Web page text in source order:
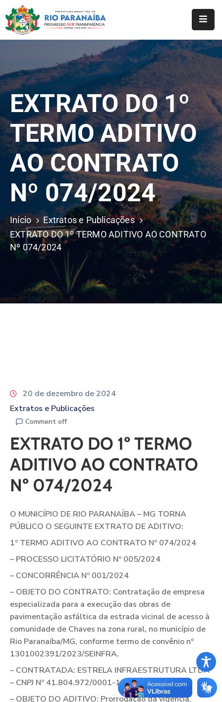
Município
Prefeitura
Notícias
Serviços
Transparência
Webmail
EXTRATO DO 1º
TERMO ADITIVO
AO CONTRATO
Nº 074/2024
Início
Extratos e Publicações
EXTRATO DO 1º TERMO ADITIVO AO CONTRATO
Nº 074/2024
20 de dezembro de 2024
Extratos e Publicações
Comment off
EXTRATO DO 1º TERMO
ADITIVO AO CONTRATO
Nº 074/2024
O MUNICÍPIO DE RIO PARANAÍBA – MG TORNA
PÚBLICO O SEGUINTE EXTRATO DE ADITIVO:
1º TERMO ADITIVO AO CONTRATO Nº 074/2024
– PROCESSO LICITATÓRIO Nº 005/2024
– CONCORRÊNCIA Nº 001/2024
– OBJETO DO CONTRATO: Contratação de empresa
especializada para a execução das obras de
pavimentação asfáltica da estrada vicinal de acesso à
comunidade de Chaves na zona rural, no município de
Rio Paranaíba/MG, conforme termo de convênio nº
1301002391/2023/SEINFRA.
– CONTRATADA: ESTRELA INFRAESTRUTURA LTDA
– CNPJ Nº 41.804.972/0001-16
– OBJETO DO ADITIVO: Prorrogação da vigência.